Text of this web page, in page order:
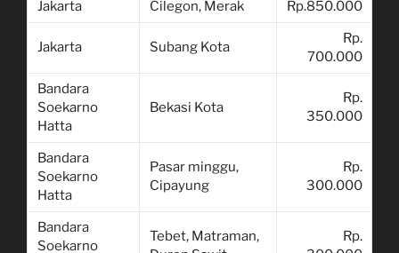
Jakarta Cilegon, Merak Rp.850.000
Jakarta Subang Kota
Rp.
700.000
Bandara
Soekarno
Hatta
Bekasi Kota
Rp.
350.000
Bandara
Soekarno
Hatta
Pasar minggu,
Cipayung
Rp.
300.000
Bandara
Soekarno
Tebet, Matraman,
Rp.